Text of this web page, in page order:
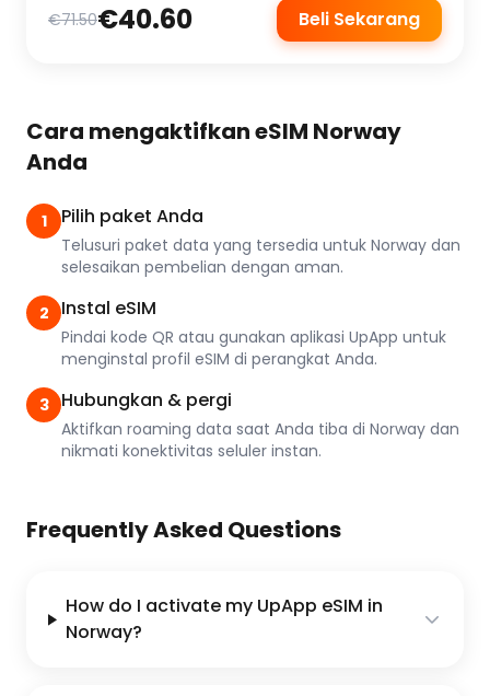
€71.50€40.60 Beli Sekarang
Cara mengaktifkan eSIM Norway
Anda
1 Pilih paket Anda
Telusuri paket data yang tersedia untuk Norway dan
selesaikan pembelian dengan aman.
2 Instal eSIM
Pindai kode QR atau gunakan aplikasi UpApp untuk
menginstal profil eSIM di perangkat Anda.
3 Hubungkan & pergi
Aktifkan roaming data saat Anda tiba di Norway dan
nikmati konektivitas seluler instan.
Frequently Asked Questions
How do I activate my UpApp eSIM in
Norway?